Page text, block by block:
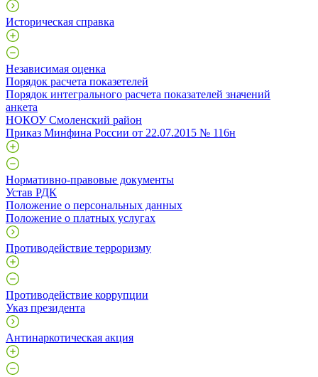
Историческая справка
Независимая оценка
Порядок расчета показетелей
Порядок интегрального расчета показателей значений
анкета
НОКОУ Смоленский район
Приказ Минфина России от 22.07.2015 № 116н
Нормативно-правовые документы
Устав РДК
Положение о персональных данных
Положение о платных услугах
Противодействие терроризму
Противодействие коррупции
Указ президента
Антинаркотическая акция